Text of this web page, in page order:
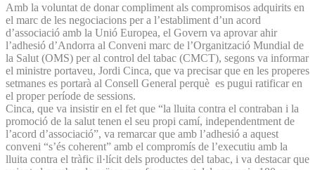
Amb la voluntat de donar compliment als compromisos adquirits en
el marc de les negociacions per a l’establiment d’un acord
d’associació amb la Unió Europea, el Govern va aprovar ahir
l’adhesió d’Andorra al Conveni marc de l’Organització Mundial de
la Salut (OMS) per al control del tabac (CMCT), segons va informar
el ministre portaveu, Jordi Cinca, que va precisar que en les properes
setmanes es portarà al Consell General perquè es pugui ratificar en
el proper període de sessions.
Cinca, que va insistir en el fet que “la lluita contra el contraban i la
promoció de la salut tenen el seu propi camí, independentment de
l’acord d’associació”, va remarcar que amb l’adhesió a aquest
conveni “s’és coherent” amb el compromís de l’executiu amb la
lluita contra el tràfic il·lícit dels productes del tabac, i va destacar que